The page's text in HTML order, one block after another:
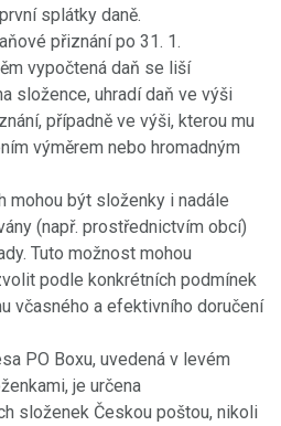
splátky daně.
přiznání po 31. 1.
vypočtená daň se liší
složence, uhradí daň ve výši
případně ve výši, kterou mu
výměrem nebo hromadným
mohou být složenky i nadále
(např. prostřednictvím obcí)
Tuto možnost mohou
podle konkrétních podmínek
včasného a efektivního doručení
PO Boxu, uvedená v levém
je určena
složenek Českou poštou, nikoli